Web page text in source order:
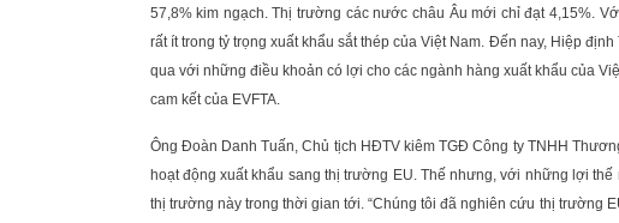
57,8% kim ngạch. Thị trường các nước châu Âu mới chỉ đạt 4,15%.
rất ít trong tỷ trọng xuất khẩu sắt thép của Việt Nam. Đến nay, Hiệp
qua với những điều khoản có lợi cho các ngành hàng xuất khẩu của
cam kết của EVFTA.
Ông Đoàn Danh Tuấn, Chủ tịch HĐTV kiêm TGĐ Công ty TNHH
hoạt động xuất khẩu sang thị trường EU. Thế nhưng, với những lợi
thị trường này trong thời gian tới. “Chúng tôi đã nghiên cứu thị trường